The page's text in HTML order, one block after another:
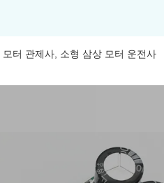
모터 관제사, 소형 삼상 모터 운전사